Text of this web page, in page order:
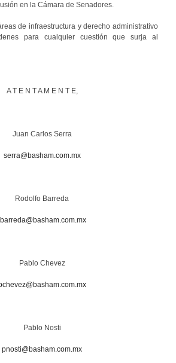
en la Cámara de Senadores.
de infraestructura y derecho administrativo
para cualquier cuestión que surja al
A T E N T A M E N T E,
Juan Carlos Serra
serra@basham.com.mx
Rodolfo Barreda
Pablo Chevez
Pablo Nosti
pnosti@basham.com.mx